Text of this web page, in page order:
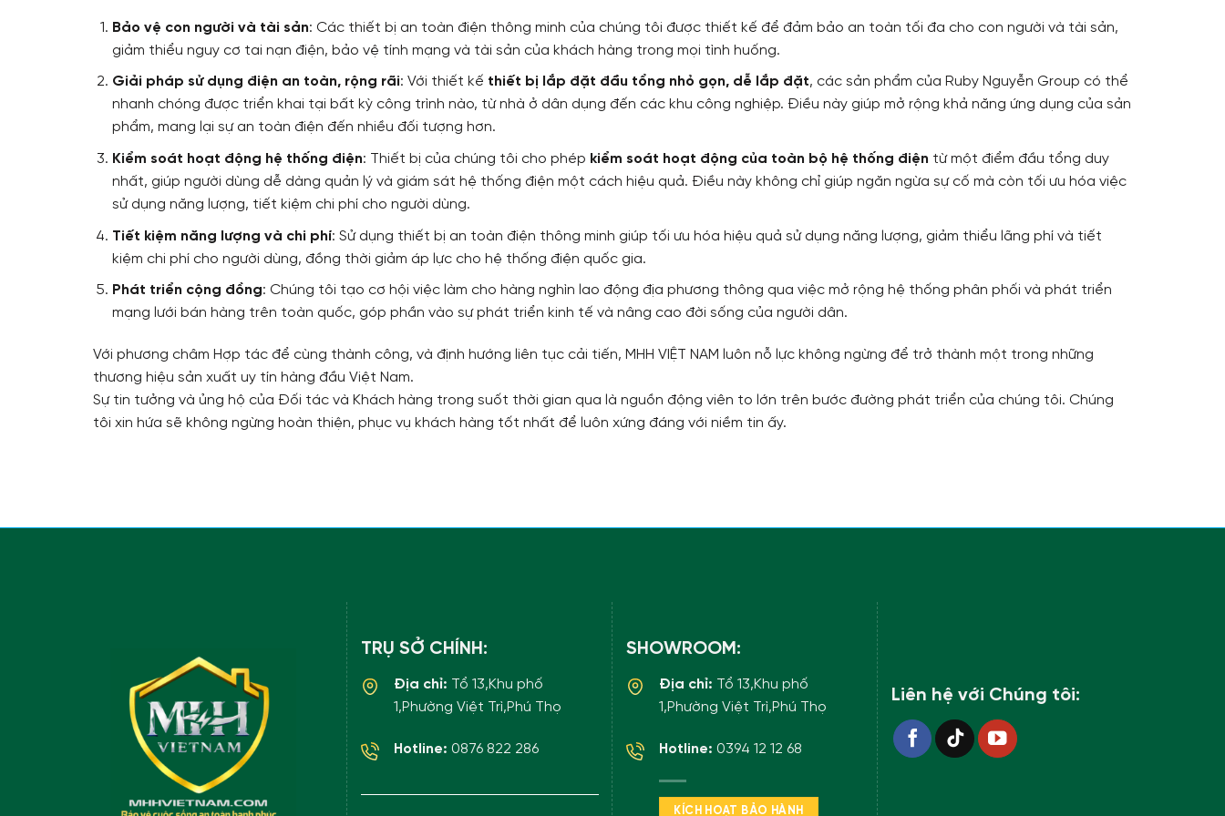
Bảo vệ con người và tài sản: Các thiết bị an toàn điện thông minh của chúng tôi được thiết kế để đảm bảo an toàn tối đa cho con người và tài sản,
giảm thiểu nguy cơ tai nạn điện, bảo vệ tính mạng và tài sản của khách hàng trong mọi tình huống.
Giải pháp sử dụng điện an toàn, rộng rãi: Với thiết kế thiết bị lắp đặt đầu tổng nhỏ gọn, dễ lắp đặt, các sản phẩm của Ruby Nguyễn Group có thể
nhanh chóng được triển khai tại bất kỳ công trình nào, từ nhà ở dân dụng đến các khu công nghiệp. Điều này giúp mở rộng khả năng ứng dụng của sản
phẩm, mang lại sự an toàn điện đến nhiều đối tượng hơn.
Kiểm soát hoạt động hệ thống điện: Thiết bị của chúng tôi cho phép kiểm soát hoạt động của toàn bộ hệ thống điện từ một điểm đầu tổng duy
nhất, giúp người dùng dễ dàng quản lý và giám sát hệ thống điện một cách hiệu quả. Điều này không chỉ giúp ngăn ngừa sự cố mà còn tối ưu hóa việc
sử dụng năng lượng, tiết kiệm chi phí cho người dùng.
Tiết kiệm năng lượng và chi phí: Sử dụng thiết bị an toàn điện thông minh giúp tối ưu hóa hiệu quả sử dụng năng lượng, giảm thiểu lãng phí và tiết
kiệm chi phí cho người dùng, đồng thời giảm áp lực cho hệ thống điện quốc gia.
Phát triển cộng đồng: Chúng tôi tạo cơ hội việc làm cho hàng nghìn lao động địa phương thông qua việc mở rộng hệ thống phân phối và phát triển
mạng lưới bán hàng trên toàn quốc, góp phần vào sự phát triển kinh tế và nâng cao đời sống của người dân.
Với phương châm Hợp tác để cùng thành công, và định hướng liên tục cải tiến, MHH VIỆT NAM luôn nỗ lực không ngừng để trở thành một trong những
thương hiệu sản xuất uy tín hàng đầu Việt Nam.
Sự tin tưởng và ủng hộ của Đối tác và Khách hàng trong suốt thời gian qua là nguồn động viên to lớn trên bước đường phát triển của chúng tôi. Chúng
tôi xin hứa sẽ không ngừng hoàn thiện, phục vụ khách hàng tốt nhất để luôn xứng đáng với niềm tin ấy.
TRỤ SỞ CHÍNH:
Địa chỉ: Tổ 13,Khu phố
1,Phường Việt Trì,Phú Thọ
Hotline: 0876 822 286
SHOWROOM:
Địa chỉ: Tổ 13,Khu phố
1,Phường Việt Trì,Phú Thọ
Hotline: 0394 12 12 68
KÍCH HOẠT BẢO HÀNH
Liên hệ với Chúng tôi: